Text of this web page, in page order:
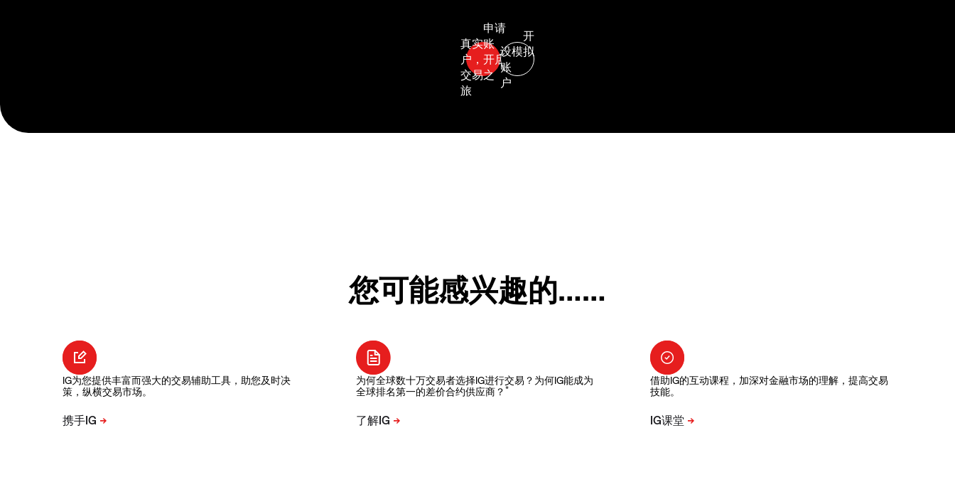
您可能感兴趣的……
IG为您提供丰富而强大的交易辅助工具，助您及时决
策，纵横交易市场。
为何全球数十万交易者选择IG进行交易？为何IG能成为
全球排名第一的差价合约供应商？*
借助IG的互动课程，加深对金融市场的理解，提高交易
技能。